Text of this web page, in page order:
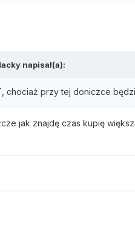
napisał(a):
chociaż przy tej doniczce
jak znajdę czas kupię